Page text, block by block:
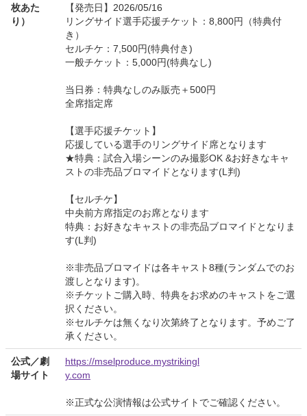
枚あた
り）
【発売日】2026/05/16
リングサイド選手応援チケット：8,800円（特典付
き）
セルチケ：7,500円(特典付き)
一般チケット：5,000円(特典なし)
当日券：特典なしのみ販売＋500円
全席指定席
【選手応援チケット】
応援している選手のリングサイド席となります
★特典：試合入場シーンのみ撮影OK &お好きなキャ
ストの非売品ブロマイドとなります(L判)
【セルチケ】
中央前方席指定のお席となります
特典：お好きなキャストの非売品ブロマイドとなりま
す(L判)
※非売品ブロマイドは各キャスト8種(ランダムでのお
渡しとなります)。
※チケットご購入時、特典をお求めのキャストをご選
択ください。
※セルチケは無くなり次第終了となります。予めご了
承ください。
公式／劇
場サイト
https://mselproduce.mystrikingl
y.com
※正式な公演情報は公式サイトでご確認ください。